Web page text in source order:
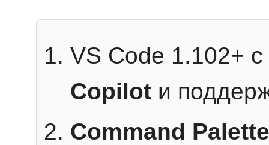
VS Code 1.102+
Copilot и
Command Palette